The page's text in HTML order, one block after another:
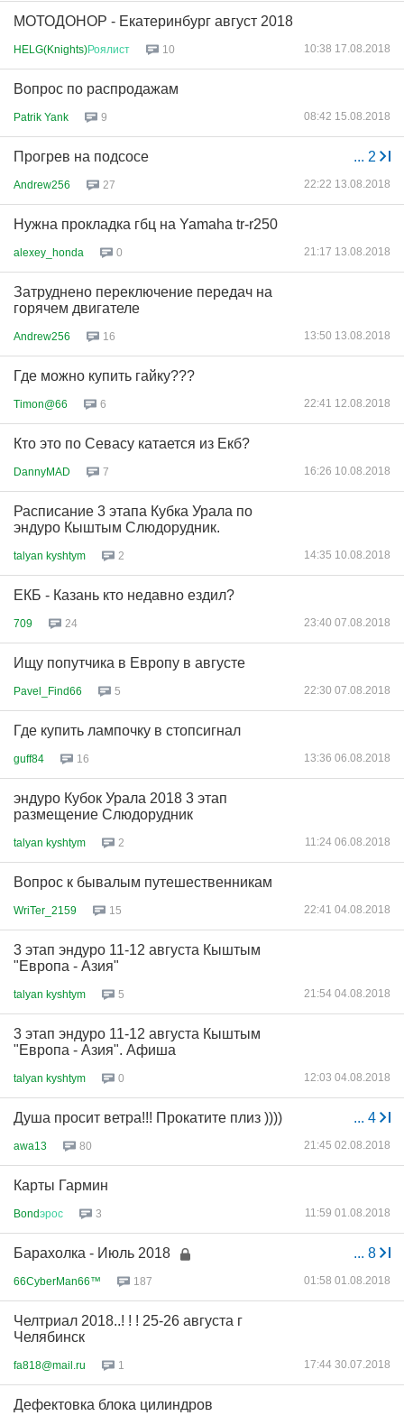
МОТОДОНОР - Екатеринбург август 2018
HELG(Knights)Роялист 10 10:38 17.08.2018
Вопрос по распродажам
Patrik Yank 9 08:42 15.08.2018
... 2
Прогрев на подсосе
Andrew256 27 22:22 13.08.2018
Нужна прокладка гбц на Yamaha tr-r250
alexey_honda 0 21:17 13.08.2018
Затруднено переключение передач на
горячем двигателе
Andrew256 16 13:50 13.08.2018
Где можно купить гайку???
Timon@66 6 22:41 12.08.2018
Кто это по Севасу катается из Екб?
DannyMAD 7 16:26 10.08.2018
Расписание 3 этапа Кубка Урала по
эндуро Кыштым Слюдорудник.
talyan kyshtym 2 14:35 10.08.2018
ЕКБ - Казань кто недавно ездил?
709 24 23:40 07.08.2018
Ищу попутчика в Европу в августе
Pavel_Find66 5 22:30 07.08.2018
Где купить лампочку в стопсигнал
guff84 16 13:36 06.08.2018
эндуро Кубок Урала 2018 3 этап
размещение Слюдорудник
talyan kyshtym 2 11:24 06.08.2018
Вопрос к бывалым путешественникам
WriTer_2159 15 22:41 04.08.2018
3 этап эндуро 11-12 августа Кыштым
"Европа - Азия"
talyan kyshtym 5 21:54 04.08.2018
3 этап эндуро 11-12 августа Кыштым
"Европа - Азия". Афиша
talyan kyshtym 0 12:03 04.08.2018
... 4
Душа просит ветра!!! Прокатите плиз ))))
awa13 80 21:45 02.08.2018
Карты Гармин
Bondэрос 3 11:59 01.08.2018
... 8
Барахолка - Июль 2018
66CyberMan66™ 187 01:58 01.08.2018
Челтриал 2018..! ! ! 25-26 августа г
Челябинск
fa818@mail.ru 1 17:44 30.07.2018
Дефектовка блока цилиндров